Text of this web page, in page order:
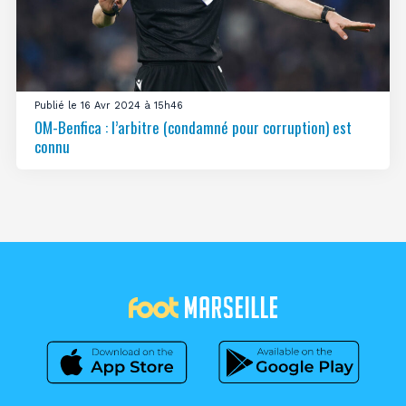
Publié le 16 Avr 2024 à 15h46
OM-Benfica : l’arbitre (condamné pour corruption) est
connu